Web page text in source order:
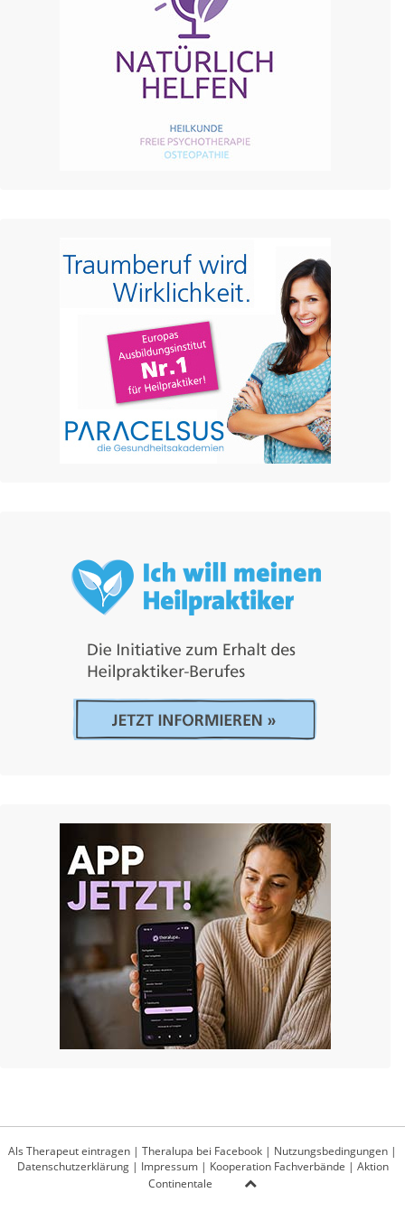
Als Therapeut eintragen | Theralupa bei Facebook | Nutzungsbedingungen |
Datenschutzerklärung| Impressum| Kooperation Fachverbände | Aktion
Continentale